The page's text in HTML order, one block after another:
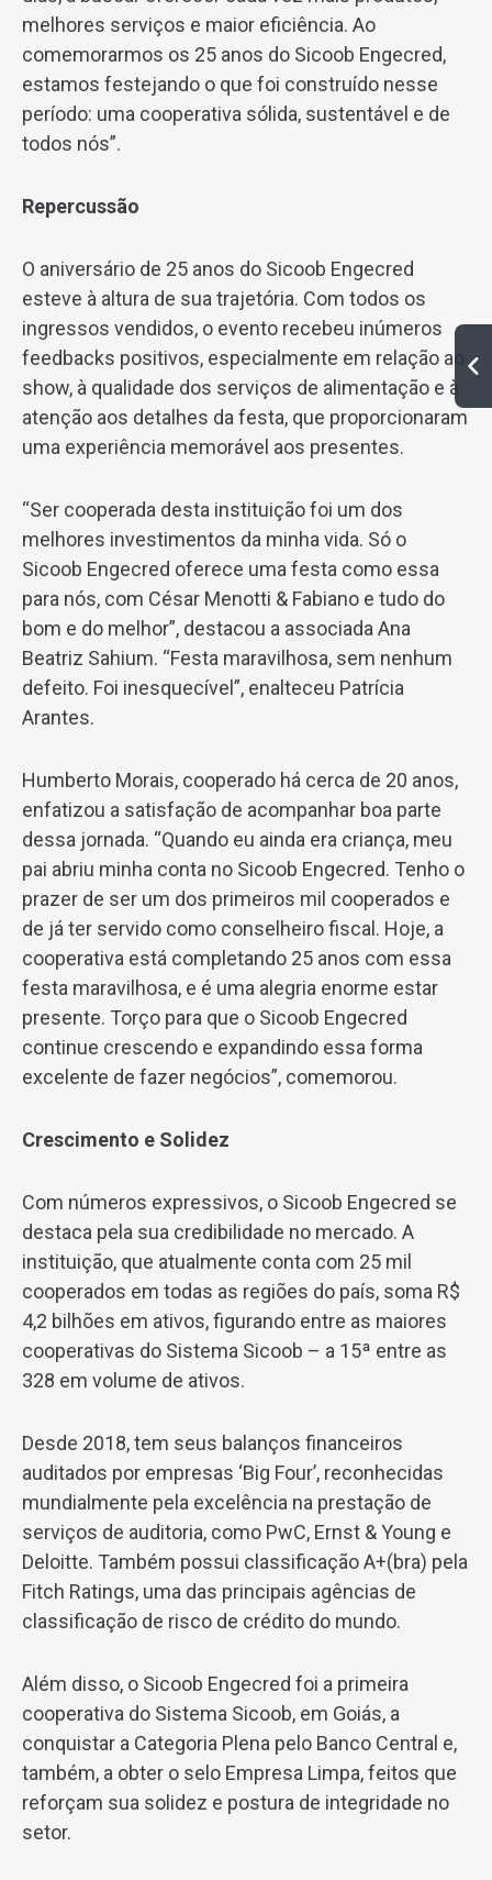
melhores serviços e maior eficiência. Ao
comemorarmos os 25 anos do Sicoob Engecred,
estamos festejando o que foi construído nesse
período: uma cooperativa sólida, sustentável e de
todos nós”.
Repercussão
O aniversário de 25 anos do Sicoob Engecred
esteve à altura de sua trajetória. Com todos os
ingressos vendidos, o evento recebeu inúmeros
feedbacks positivos, especialmente em relação ao
show, à qualidade dos serviços de alimentação e à
atenção aos detalhes da festa, que proporcionaram
uma experiência memorável aos presentes.
“Ser cooperada desta instituição foi um dos
melhores investimentos da minha vida. Só o
Sicoob Engecred oferece uma festa como essa
para nós, com César Menotti & Fabiano e tudo do
bom e do melhor”, destacou a associada Ana
Beatriz Sahium. “Festa maravilhosa, sem nenhum
defeito. Foi inesquecível”, enalteceu Patrícia
Arantes.
Humberto Morais, cooperado há cerca de 20 anos,
enfatizou a satisfação de acompanhar boa parte
dessa jornada. “Quando eu ainda era criança, meu
pai abriu minha conta no Sicoob Engecred. Tenho o
prazer de ser um dos primeiros mil cooperados e
de já ter servido como conselheiro fiscal. Hoje, a
cooperativa está completando 25 anos com essa
festa maravilhosa, e é uma alegria enorme estar
presente. Torço para que o Sicoob Engecred
continue crescendo e expandindo essa forma
excelente de fazer negócios”, comemorou.
Crescimento e Solidez
Com números expressivos, o Sicoob Engecred se
destaca pela sua credibilidade no mercado. A
instituição, que atualmente conta com 25 mil
cooperados em todas as regiões do país, soma R$
4,2 bilhões em ativos, figurando entre as maiores
cooperativas do Sistema Sicoob – a 15ª entre as
328 em volume de ativos.
Desde 2018, tem seus balanços financeiros
auditados por empresas ‘Big Four’, reconhecidas
mundialmente pela excelência na prestação de
serviços de auditoria, como PwC, Ernst & Young e
Deloitte. Também possui classificação A+(bra) pela
Fitch Ratings, uma das principais agências de
classificação de risco de crédito do mundo.
Além disso, o Sicoob Engecred foi a primeira
cooperativa do Sistema Sicoob, em Goiás, a
conquistar a Categoria Plena pelo Banco Central e,
também, a obter o selo Empresa Limpa, feitos que
reforçam sua solidez e postura de integridade no
setor.